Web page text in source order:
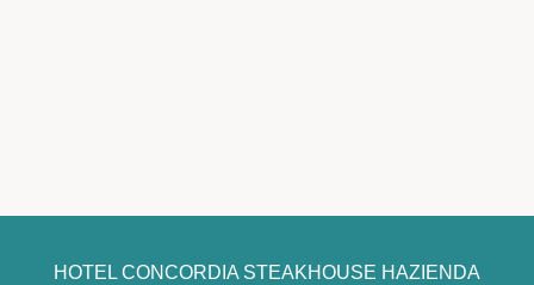
HOTEL CONCORDIA STEAKHOUSE HAZIENDA